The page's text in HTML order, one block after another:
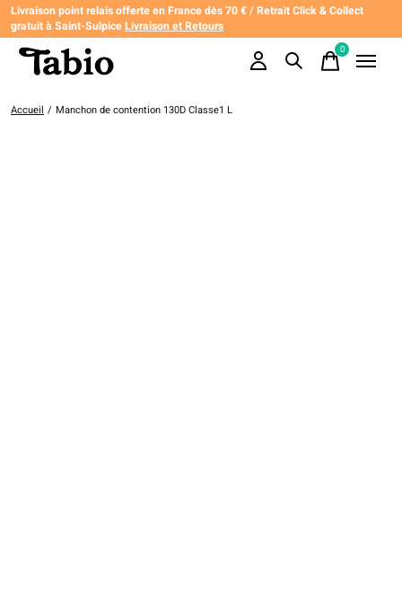
Livraison point relais offerte en France dès 70 € / Retrait Click & Collect
gratuit à Saint-SulpiceLivraison et Retours
0items
Accueil / Manchon de contention 130D Classe1 L